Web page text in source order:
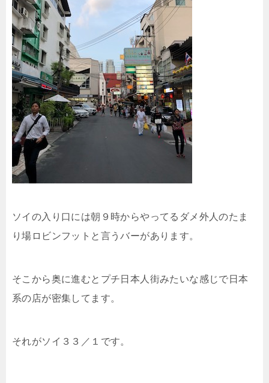
ソイの入り口には朝９時からやってるダメ外人のたま
り場ロビンフットと言うバーがあります。
そこから奥に進むとプチ日本人街みたいな感じで日本
系の店が密集してます。
それがソイ３３／１です。